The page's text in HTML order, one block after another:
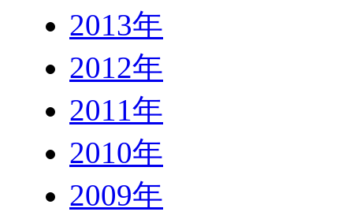
2013年
2012年
2011年
2010年
2009年